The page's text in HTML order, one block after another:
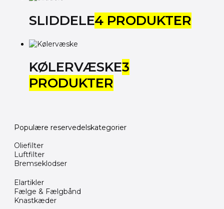
SLIDDELE4 PRODUKTER
KØLERVÆSKE3
PRODUKTER
Populære reservedelskategorier
Oliefilter
Luftfilter
Bremseklodser
Elartikler
Fælge & Fælgbånd
Knastkæder